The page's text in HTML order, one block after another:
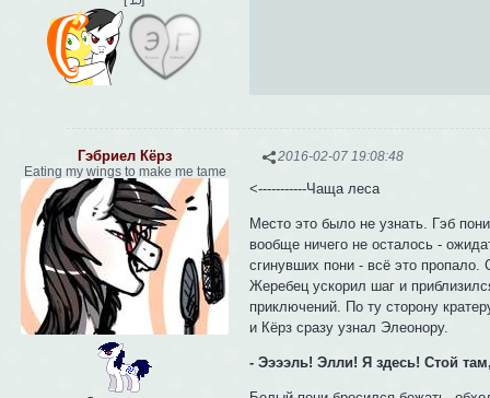
2016-02-07 19:08:48
Гэбриел Кёрз
Eating my wings to make me tame
<-----------Чаща леса
Место это было не узнать. Гэб
вообще ничего не осталось -
сгинувших пони - всё это пропало.
Жеребец ускорил шаг и
приключений. По ту сторону
и Кёрз сразу узнал Элеонору.
- Ээээль! Элли! Я здесь! Стой